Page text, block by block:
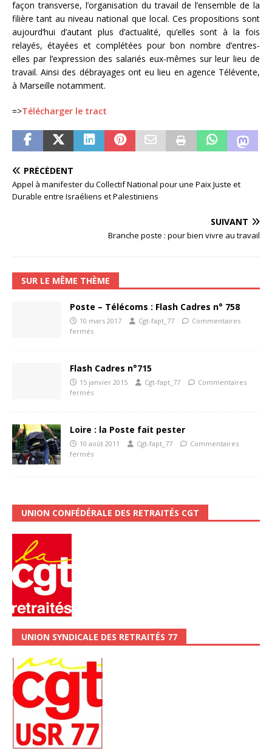
façon transverse, l’organisation du travail de l’ensemble de la
filière tant au niveau national que local. Ces propositions sont
aujourd’hui d’autant plus d’actualité, qu’elles sont à la fois
relayés, étayées et complétées pour bon nombre d’entres-
elles par l’expression des salariés eux-mêmes sur leur lieu de
travail. Ainsi des débrayages ont eu lieu en agence Télévente,
à Marseille notamment.
=>Télécharger le tract
PRÉCÉDENT
Appel à manifester du Collectif National pour une Paix Juste et
Durable entre Israéliens et Palestiniens
SUIVANT
Branche poste : pour bien vivre au travail
SUR LE MÊME THÈME
Poste – Télécoms : Flash Cadres n° 758
10 mars 2017 Cgt-fapt_77
Commentaires
fermés
Flash Cadres n°715
15 janvier 2015 Cgt-fapt_77
Commentaires
fermés
Loire : la Poste fait pester
10 août 2011 Cgt-fapt_77
Commentaires
fermés
UNION CONFÉDÉRALE DES RETRAITÉS CGT
UNION SYNDICALE DES RETRAITÉS 77